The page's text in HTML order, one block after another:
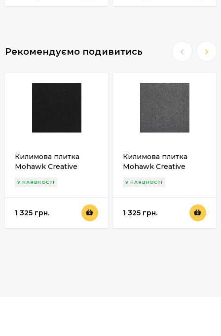
Рекомендуємо подивитись
Килимова плитка
Mohawk Creative
У НАЯВНОСТІ
1 325 грн.
Килимова плитка
Mohawk Creative
У НАЯВНОСТІ
1 325 грн.